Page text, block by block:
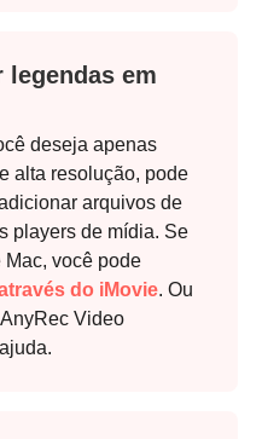
legendas em
deseja apenas
alta resolução, pode
arquivos de
players de mídia. Se
você pode
do iMovie. Ou
Video